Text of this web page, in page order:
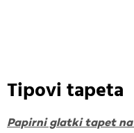
Tipovi tapeta
Papirni glatki tapet na